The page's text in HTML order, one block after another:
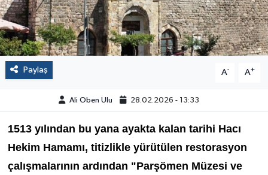
Paylaş A- A+
Ali Oben Ulu 28.02.2026 - 13:33
1513 yılından bu yana ayakta kalan tarihi Hacı
Hekim Hamamı, titizlikle yürütülen restorasyon
çalışmalarının ardından "Parşömen Müzesi ve